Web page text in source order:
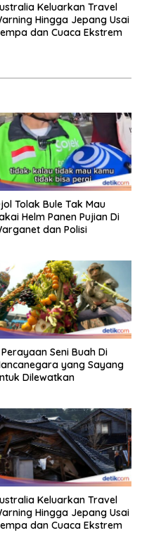
Keluarkan Travel
Hingga Jepang Usai
dan Cuaca Ekstrem
Tolak Bule Tak Mau
Helm Panen Pujian Di
dan Polisi
Perayaan Seni Buah Di
yang Sayang
Dilewatkan
Keluarkan Travel
Hingga Jepang Usai
dan Cuaca Ekstrem